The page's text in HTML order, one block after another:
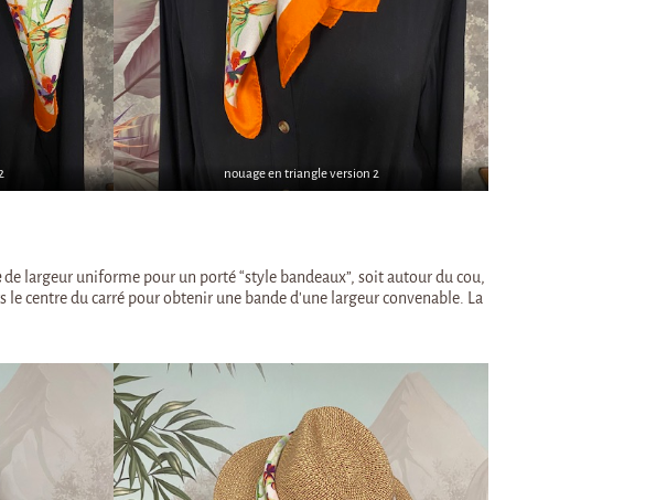
nouage en triangle version 2
de largeur uniforme pour un porté “style bandeaux”, soit autour du cou,
centre du carré pour obtenir une bande d’une largeur convenable. La